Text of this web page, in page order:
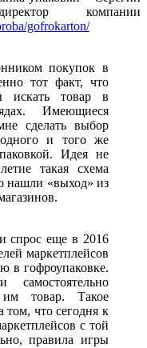
компании
gofrokarton/
покупок в
тот факт, что
искать товар в
Имеющиеся
сделать выбор
и того же
Идея не
такая схема
нашли «выход» из
спрос еще в 2016
маркетплейсов
в гофроупаковке.
им товар. Такое
что сегодня к
с той
правила игры